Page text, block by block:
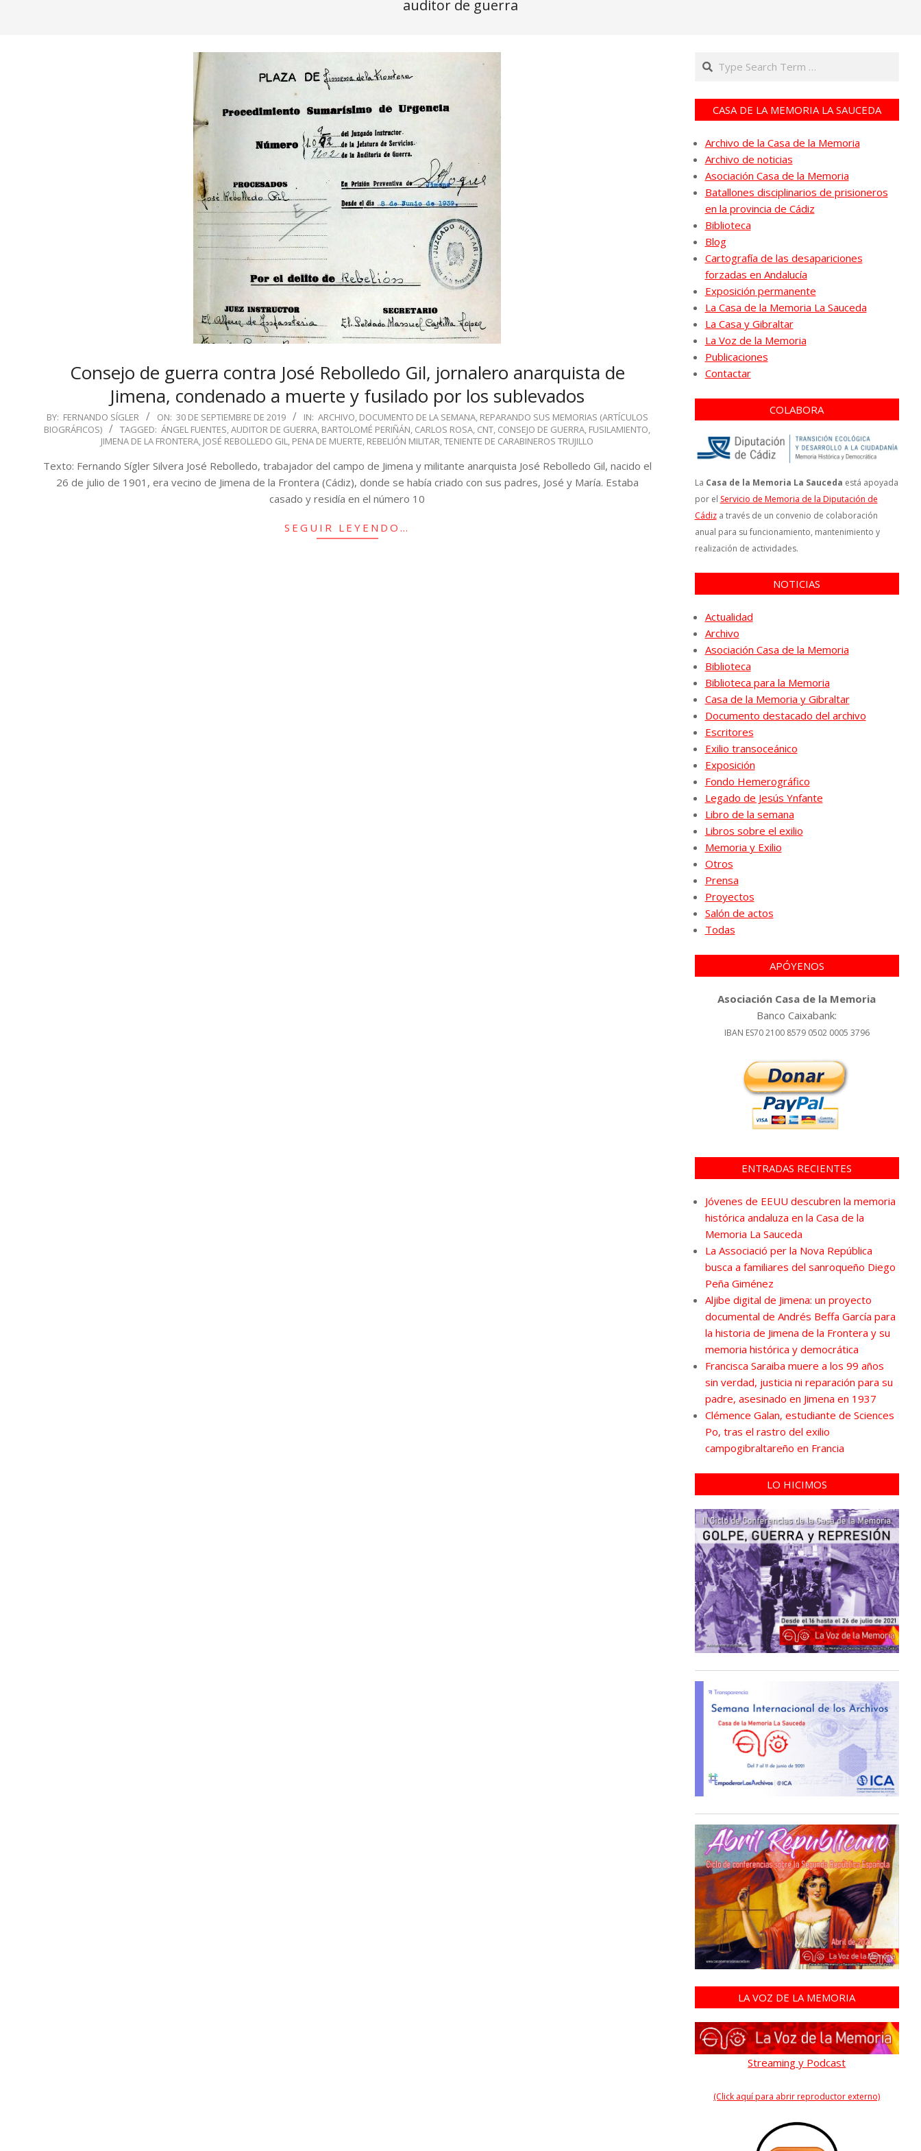
auditor de guerra
Consejo de guerra contra José Rebolledo Gil, jornalero anarquista de
Jimena, condenado a muerte y fusilado por los sublevados
2019-
09-
BY: FERNANDO SÍGLER ON: 30 DE SEPTIEMBRE DE 2019 IN: ARCHIVO, DOCUMENTO DE LA SEMANA, REPARANDO SUS MEMORIAS (ARTÍCULOS
BIOGRÁFICOS)
TAGGED: ÁNGEL FUENTES,AUDITOR DE GUERRA, BARTOLOMÉ PERIÑÁN, CARLOS ROSA, CNT, CONSEJO DE GUERRA, FUSILAMIENTO,
JIMENA DE LA FRONTERA, JOSÉ REBOLLEDO GIL, PENA DE MUERTE, REBELIÓN MILITAR,TENIENTE DE CARABINEROS TRUJILLO
Texto: Fernando Sígler Silvera José Rebolledo, trabajador del campo de Jimena y militante anarquista José Rebolledo Gil, nacido el
26 de julio de 1901, era vecino de Jimena de la Frontera (Cádiz), donde se había criado con sus padres, José y María. Estaba
casado y residía en el número 10
SEGUIR LEYENDO…
Search
CASA DE LA MEMORIA LA SAUCEDA
Archivo de la Casa de la Memoria
Archivo de noticias
Asociación Casa de la Memoria
Batallones disciplinarios de prisioneros
en la provincia de Cádiz
Biblioteca
Blog
Cartografía de las desapariciones
forzadas en Andalucía
Exposición permanente
La Casa de la Memoria La Sauceda
La Casa y Gibraltar
La Voz de la Memoria
Publicaciones
Contactar
COLABORA
La Casa de la Memoria La Sauceda está apoyada
por el Servicio de Memoria de la Diputación de
Cádiza través de un convenio de colaboración
anual para su funcionamiento, mantenimiento y
realización de actividades.
NOTICIAS
Actualidad
Archivo
Asociación Casa de la Memoria
Biblioteca
Biblioteca para la Memoria
Casa de la Memoria y Gibraltar
Documento destacado del archivo
Escritores
Exilio transoceánico
Exposición
Fondo Hemerográfico
Legado de Jesús Ynfante
Libro de la semana
Libros sobre el exilio
Memoria y Exilio
Otros
Prensa
Proyectos
Salón de actos
Todas
APÓYENOS
Asociación Casa de la Memoria
Banco Caixabank:
IBAN ES70 2100 8579 0502 0005 3796
ENTRADAS RECIENTES
Jóvenes de EEUU descubren la memoria
histórica andaluza en la Casa de la
Memoria La Sauceda
La Associació per la Nova República
busca a familiares del sanroqueño Diego
Peña Giménez
Aljibe digital de Jimena: un proyecto
documental de Andrés Beffa García para
la historia de Jimena de la Frontera y su
memoria histórica y democrática
Francisca Saraiba muere a los 99 años
sin verdad, justicia ni reparación para su
padre, asesinado en Jimena en 1937
Clémence Galan, estudiante de Sciences
Po, tras el rastro del exilio
campogibraltareño en Francia
LO HICIMOS
LA VOZ DE LA MEMORIA
Streaming y Podcast
(Click aquí para abrir reproductor externo)